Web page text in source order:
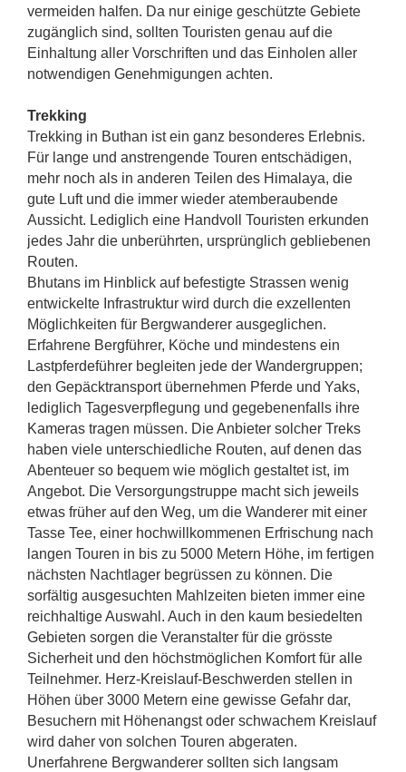
vermeiden halfen. Da nur einige geschützte Gebiete
zugänglich sind, sollten Touristen genau auf die
Einhaltung aller Vorschriften und das Einholen aller
notwendigen Genehmigungen achten.
Trekking
Trekking in Buthan ist ein ganz besonderes Erlebnis.
Für lange und anstrengende Touren entschädigen,
mehr noch als in anderen Teilen des Himalaya, die
gute Luft und die immer wieder atemberaubende
Aussicht. Lediglich eine Handvoll Touristen erkunden
jedes Jahr die unberührten, ursprünglich gebliebenen
Routen.
Bhutans im Hinblick auf befestigte Strassen wenig
entwickelte Infrastruktur wird durch die exzellenten
Möglichkeiten für Bergwanderer ausgeglichen.
Erfahrene Bergführer, Köche und mindestens ein
Lastpferdeführer begleiten jede der Wandergruppen;
den Gepäcktransport übernehmen Pferde und Yaks,
lediglich Tagesverpflegung und gegebenenfalls ihre
Kameras tragen müssen. Die Anbieter solcher Treks
haben viele unterschiedliche Routen, auf denen das
Abenteuer so bequem wie möglich gestaltet ist, im
Angebot. Die Versorgungstruppe macht sich jeweils
etwas früher auf den Weg, um die Wanderer mit einer
Tasse Tee, einer hochwillkommenen Erfrischung nach
langen Touren in bis zu 5000 Metern Höhe, im fertigen
nächsten Nachtlager begrüssen zu können. Die
sorfältig ausgesuchten Mahlzeiten bieten immer eine
reichhaltige Auswahl. Auch in den kaum besiedelten
Gebieten sorgen die Veranstalter für die grösste
Sicherheit und den höchstmöglichen Komfort für alle
Teilnehmer. Herz-Kreislauf-Beschwerden stellen in
Höhen über 3000 Metern eine gewisse Gefahr dar,
Besuchern mit Höhenangst oder schwachem Kreislauf
wird daher von solchen Touren abgeraten.
Unerfahrene Bergwanderer sollten sich langsam